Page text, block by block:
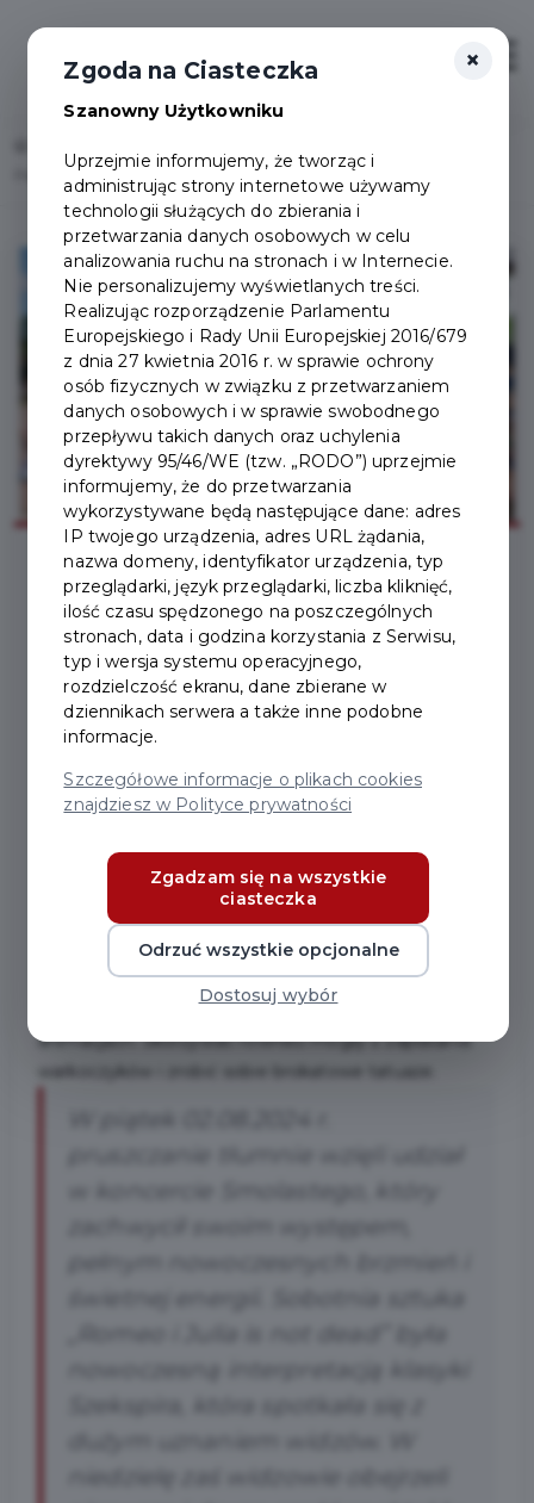
Pierwszy tydzień sierpnia w Pruszczu Gdańskim za nami – relacja
2024-08-05
PIERWSZY TYDZIEŃ
SIERPNIA W PRUSZCZU
GDAŃSKIM ZA NAMI –
RELACJA
Sierpień rozpoczął się aktywnie, od festynu dla dzieci
w Parku miejskim – Wakacje w mieście. Jako że
pogoda dopisała, spora grupa dzieci przyłączyła się do
zabawy. Tym razem, dzieci mogły wziąć udział w
zajęciach sportowych z taekwon-do oraz w
animacjach. Skorzystać również mogły z zaplatania
×
Zgoda na Ciasteczka
Szanowny Użytkowniku
Uprzejmie informujemy, że tworząc i
administrując strony internetowe używamy
technologii służących do zbierania i
przetwarzania danych osobowych w celu
analizowania ruchu na stronach i w Internecie.
Nie personalizujemy wyświetlanych treści.
Realizując rozporządzenie Parlamentu
Europejskiego i Rady Unii Europejskiej 2016/679
z dnia 27 kwietnia 2016 r. w sprawie ochrony
osób fizycznych w związku z przetwarzaniem
danych osobowych i w sprawie swobodnego
przepływu takich danych oraz uchylenia
dyrektywy 95/46/WE (tzw. „RODO”) uprzejmie
informujemy, że do przetwarzania
wykorzystywane będą następujące dane: adres
IP twojego urządzenia, adres URL żądania,
nazwa domeny, identyfikator urządzenia, typ
przeglądarki, język przeglądarki, liczba kliknięć,
ilość czasu spędzonego na poszczególnych
stronach, data i godzina korzystania z Serwisu,
typ i wersja systemu operacyjnego,
rozdzielczość ekranu, dane zbierane w
dziennikach serwera a także inne podobne
informacje.
Szczegółowe informacje o plikach cookies
znajdziesz w Polityce prywatności
Zgadzam się na wszystkie
ciasteczka
Odrzuć wszystkie opcjonalne
Dostosuj wybór